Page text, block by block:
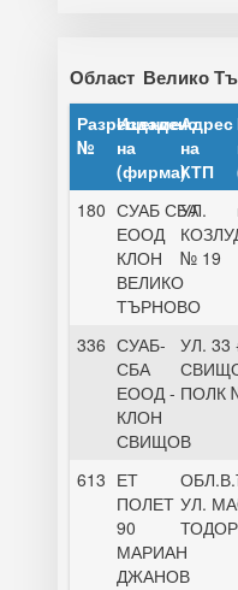
Област Велико
Разрешение
№
Издадено
на
(фирма)
Адрес
на
КТП
180 СУАБ СБА
ЕООД
КЛОН
ВЕЛИКО
ТЪРНОВО
УЛ.
№ 19
336 СУАБ-
СБА
ЕООД -
КЛОН
СВИЩОВ
УЛ. 33
ПОЛК
613 ЕТ
ПОЛЕТ
90
МАРИАН
ДЖАНОВ
УЛ.